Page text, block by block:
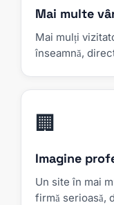
Mai multe
Mai mulți
înseamnă,
🏢
Imagine
Un site în mai
firmă serioasă,